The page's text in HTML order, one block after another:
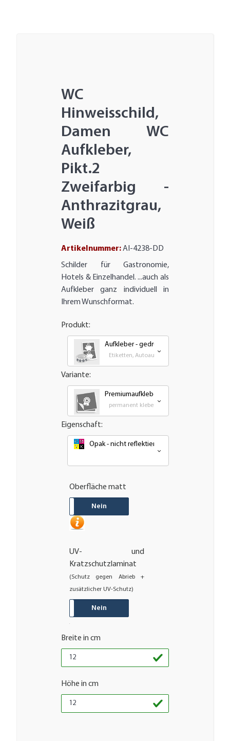
WC
Hinweisschild,
Damen WC
Aufkleber,
Pikt.2
Zweifarbig -
Anthrazitgrau,
Weiß
Artikelnummer:AI-4238-DD
Schilder für Gastronomie,
Hotels & Einzelhandel. ...auch als
Aufkleber ganz individuell in
Ihrem Wunschformat.
Produkt:
Aufkleber - gedruckt
Etiketten, Autoaufkleber, Transfer und
Variante:
Premiumaufkleber - wetterfest, UV-
permanent klebende - Outdoor PVC Folie
Eigenschaft:
Opak - nicht reflektierend oder
Oberfläche matt
Nein
UV- und
Kratzschutzlaminat
(Schutz gegen Abrieb +
zusätzlicher UV-Schutz)
Nein
Breite in cm
Höhe in cm